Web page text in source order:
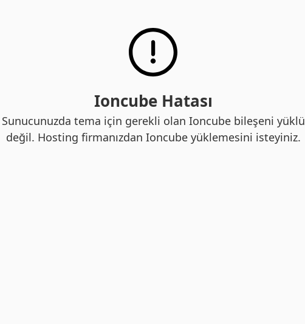
Ioncube Hatası
Sunucunuzda tema için gerekli olan Ioncube bileşeni yüklü
değil. Hosting firmanızdan Ioncube yüklemesini isteyiniz.